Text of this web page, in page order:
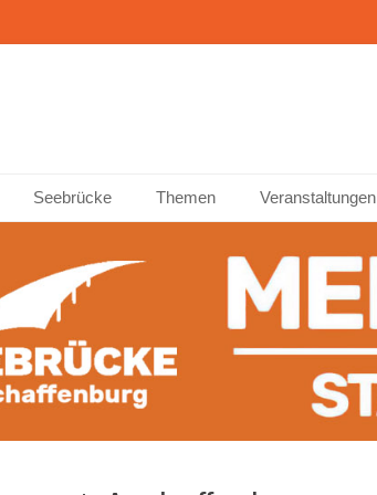
Menü
Seebrücke Themen Veranstaltungen